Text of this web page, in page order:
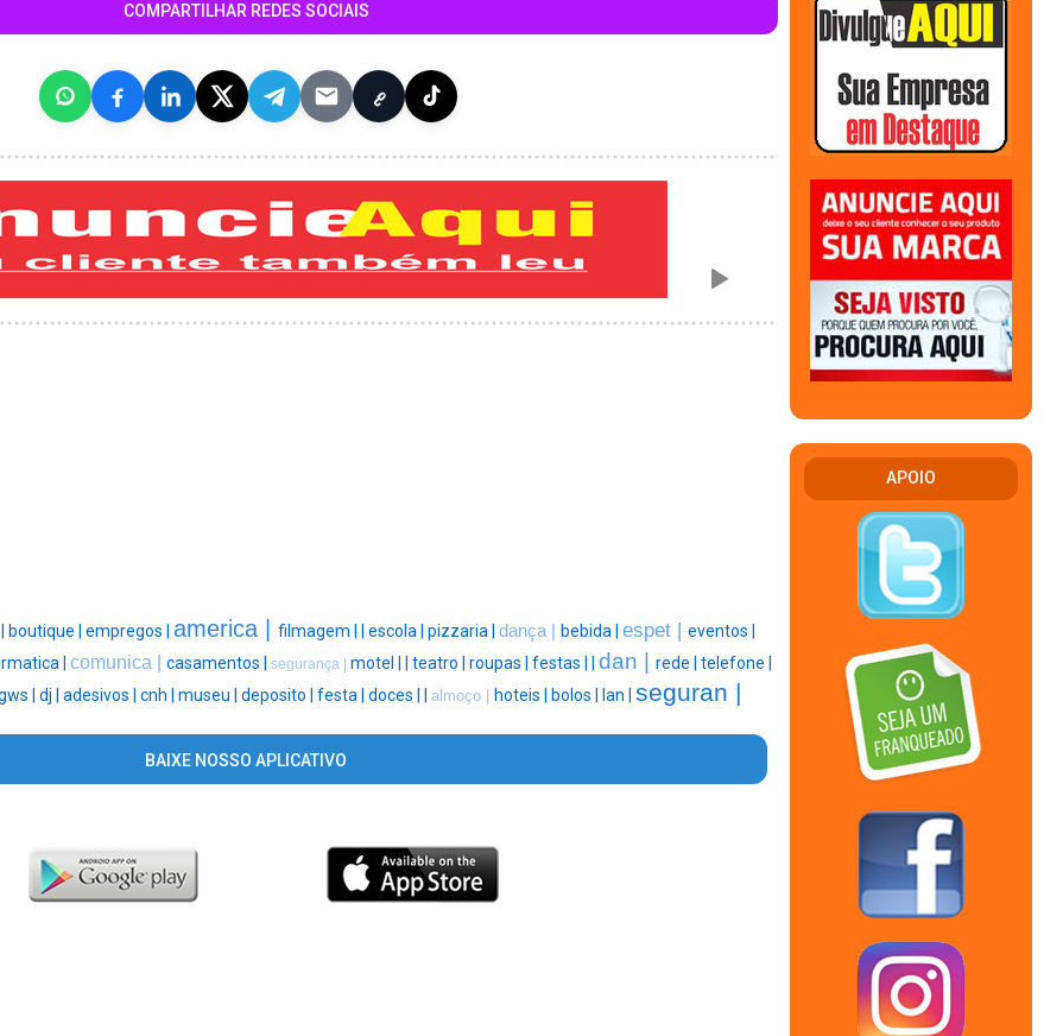
COMPARTILHAR REDES SOCIAIS
boutique | empregos | america | filmagem | escola | pizzaria | dança | bebida | espet | eventos |
| comunica | casamentos | segurança | motel | teatro | roupas | festas | dan | rede | telefone |
| dj | adesivos | cnh | museu | deposito | festa | doces | almoço | hoteis | bolos | lan | seguran |
BAIXE NOSSO APLICATIVO
APOIO